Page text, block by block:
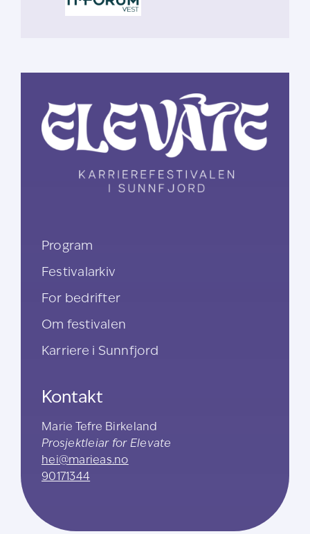
Program
Festivalarkiv
For bedrifter
Om festivalen
Karriere i Sunnfjord
Kontakt
Marie Tefre Birkeland
Prosjektleiar for Elevate
hei@marieas.no
90171344